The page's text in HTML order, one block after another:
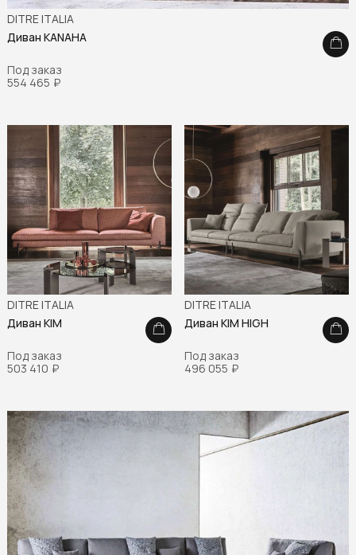
DITRE ITALIA
Диван KANAHA
Под заказ
554 465 ₽
DITRE ITALIA
Диван KIM
Под заказ
503 410 ₽
DITRE ITALIA
Диван KIM HIGH
Под заказ
496 055 ₽